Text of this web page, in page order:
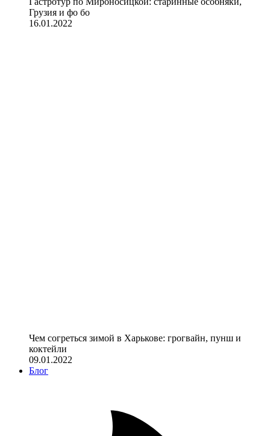
Грузия и фо бо
16.01.2022
Чем согреться зимой в Харькове: грогвайн, пунш и
коктейли
09.01.2022
Блог